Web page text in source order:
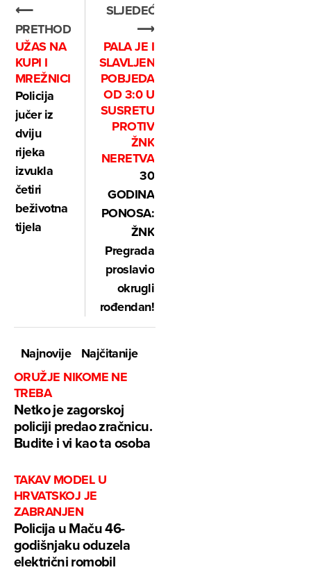
⟵
PRETHODNO
UŽAS NA
KUPI I
MREŽNICI
Policija
jučer iz
dviju
rijeka
izvukla
četiri
beživotna
tijela
SLJEDEĆE
⟶
PALA JE I
SLAVLJENIČKA
POBJEDA
OD 3:0 U
SUSRETU
PROTIV
ŽNK
NERETVA
30
GODINA
PONOSA:
ŽNK
Pregrada
proslavio
okrugli
rođendan!
Najnovije
Najčitanije
ORUŽJE NIKOME NE
TREBA
Netko je zagorskoj
policiji predao zračnicu.
Budite i vi kao ta osoba
TAKAV MODEL U
HRVATSKOJ JE
ZABRANJEN
Policija u Maču 46-
godišnjaku oduzela
električni romobil